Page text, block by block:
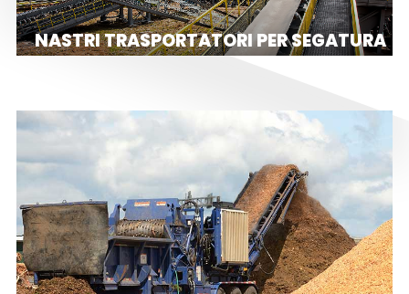
NASTRI TRASPORTATORI PER SEGATURA